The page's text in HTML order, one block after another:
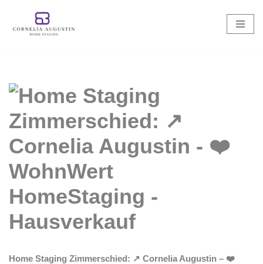
Zum
Home Staging Zimmerschied: ↗️ Cornelia Augustin – ❤️